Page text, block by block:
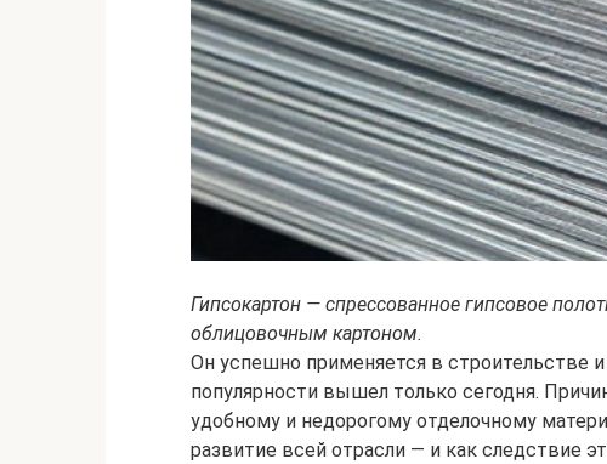
Гипсокартон — спрессованное гипсовое
облицовочным картоном.
Он успешно применяется в строительстве
популярности вышел только сегодня.
удобному и недорогому отделочному
развитие всей отрасли — и как следствие